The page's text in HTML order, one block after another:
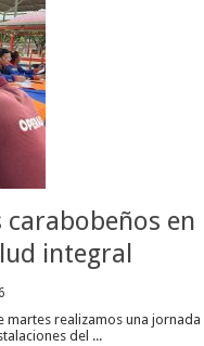
en
integral
martes realizamos una jornada
del ...